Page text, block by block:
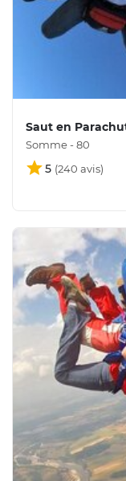
Saut en
Somme - 80
5